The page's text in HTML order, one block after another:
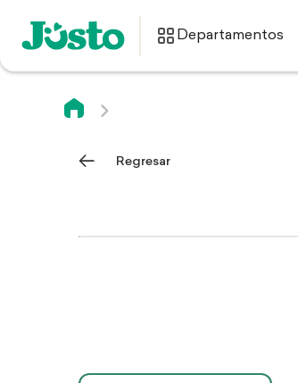
Departamentos
Regresar